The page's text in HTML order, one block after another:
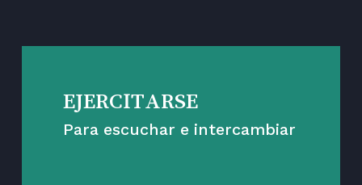
EJERCITARSE
Para escuchar e intercambiar